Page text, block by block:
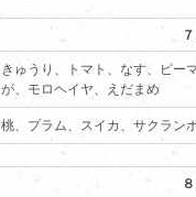
きゅうり、トマト、なす、ピー
が、モロヘイヤ、えだまめ
桃、プラム、スイカ、サクラン